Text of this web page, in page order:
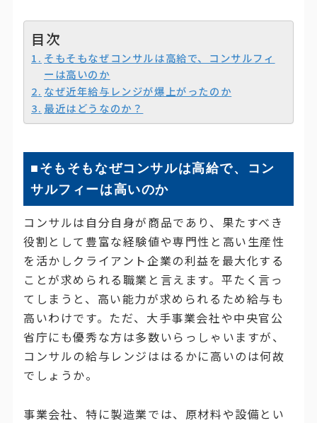
目次
そもそもなぜコンサルは高給で、コンサルフィ
ーは高いのか
なぜ近年給与レンジが爆上がったのか
最近はどうなのか？
■そもそもなぜコンサルは高給で、コン
サルフィーは高いのか
コンサルは自分自身が商品であり、果たすべき
役割として豊富な経験値や専門性と高い生産性
を活かしクライアント企業の利益を最大化する
ことが求められる職業と言えます。平たく言っ
てしまうと、高い能力が求められるため給与も
高いわけです。ただ、大手事業会社や中央官公
省庁にも優秀な方は多数いらっしゃいますが、
コンサルの給与レンジははるかに高いのは何故
でしょうか。
事業会社、特に製造業では、原材料や設備とい